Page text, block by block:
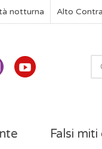
notturna Alto
Falsi